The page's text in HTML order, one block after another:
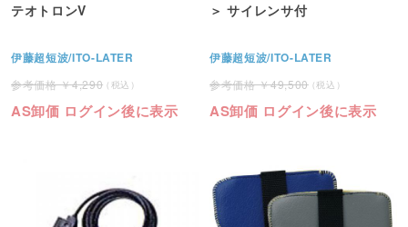
テオトロンV
伊藤超短波/ITO-LATER
4,290
AS卸価 ログイン後に表示
＞ サイレンサ付
伊藤超短波/ITO-LATER
49,500
AS卸価 ログイン後に表示